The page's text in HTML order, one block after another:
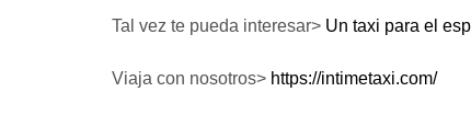
Tal vez te pueda interesar> Un taxi para el
Viaja con nosotros> https://intimetaxi.com/